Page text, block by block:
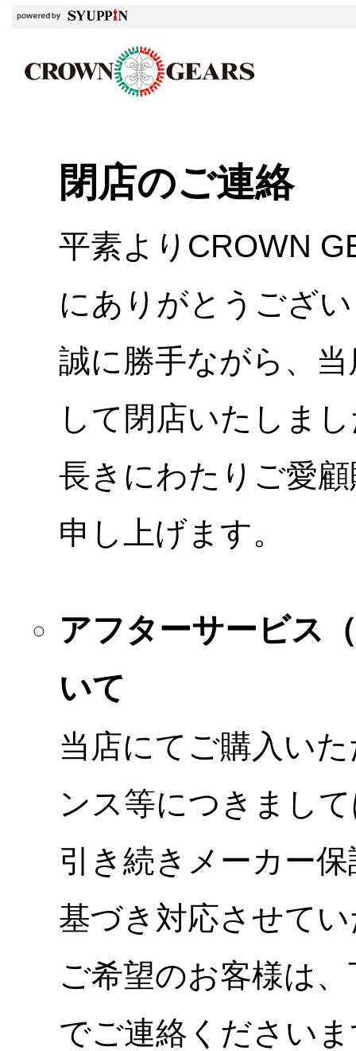
閉店のご連絡
平素よりCROWN
にありがとうござ
誠に勝手ながら、
して閉店いたしま
長きにわたりご愛
申し上げます。
アフターサービス
いて
当店にてご購入い
ンス等につきまし
引き続きメーカー
基づき対応させて
ご希望のお客様は
でご連絡ください